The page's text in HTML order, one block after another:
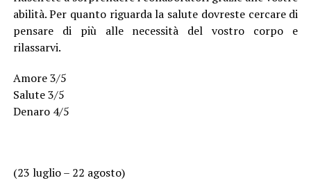
abilità. Per quanto riguarda la salute dovreste cercare di
pensare di più alle necessità del vostro corpo e
rilassarvi.
Amore 3/5
Salute 3/5
Denaro 4/5
(23 luglio – 22 agosto)